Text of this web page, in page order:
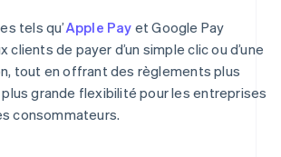
tels qu’Apple Pay et Google Pay
de payer d’un simple clic ou d’une
tout en offrant des règlements plus
grande flexibilité pour les entreprises
consommateurs.